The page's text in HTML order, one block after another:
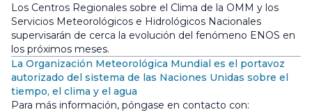
Los Centros Regionales sobre el Clima de la OMM y los
Servicios Meteorológicos e Hidrológicos Nacionales
supervisarán de cerca la evolución del fenómeno ENOS en
los próximos meses.
La Organización Meteorológica Mundial es el portavoz
autorizado del sistema de las Naciones Unidas sobre el
tiempo, el clima y el agua
Para más información, póngase en contacto con: